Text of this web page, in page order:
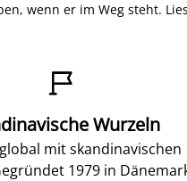
wenn er im Weg steht.

Wurzeln
mit skandinavischen
1979 in